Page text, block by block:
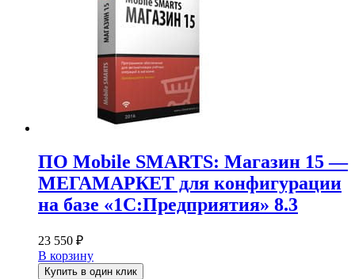
ПО Mobile SMARTS: Магазин 15 —
МЕГАМАРКЕТ для конфигурации
на базе «1С:Предприятия» 8.3
23 550 ₽
В корзину
Купить в один клик